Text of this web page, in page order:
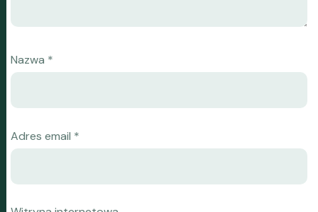
Nazwa *
Adres email *